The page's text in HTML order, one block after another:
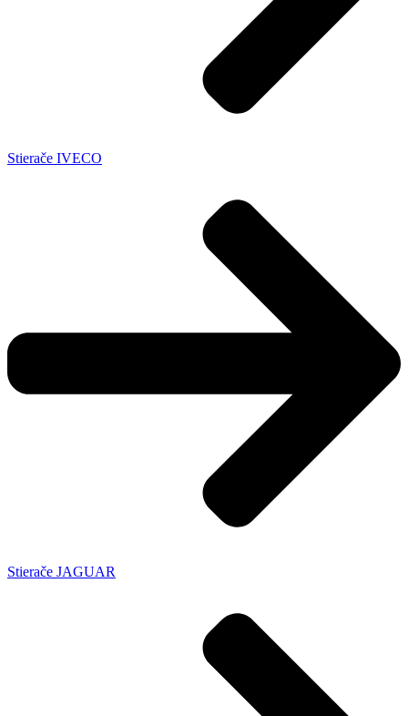
Stierače IVECO
Stierače JAGUAR